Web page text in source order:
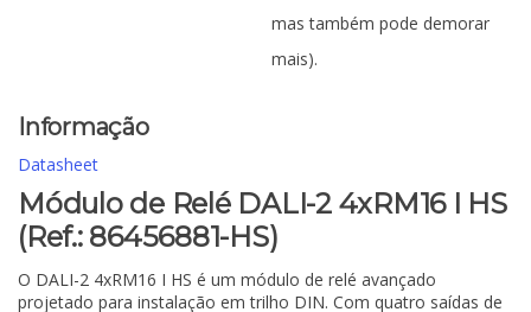
mas também pode demorar
mais).
Informação
Datasheet
Módulo de Relé DALI-2 4xRM16 I HS
(Ref.: 86456881-HS)
O DALI-2 4xRM16 I HS é um módulo de relé avançado
projetado para instalação em trilho DIN. Com quatro saídas de